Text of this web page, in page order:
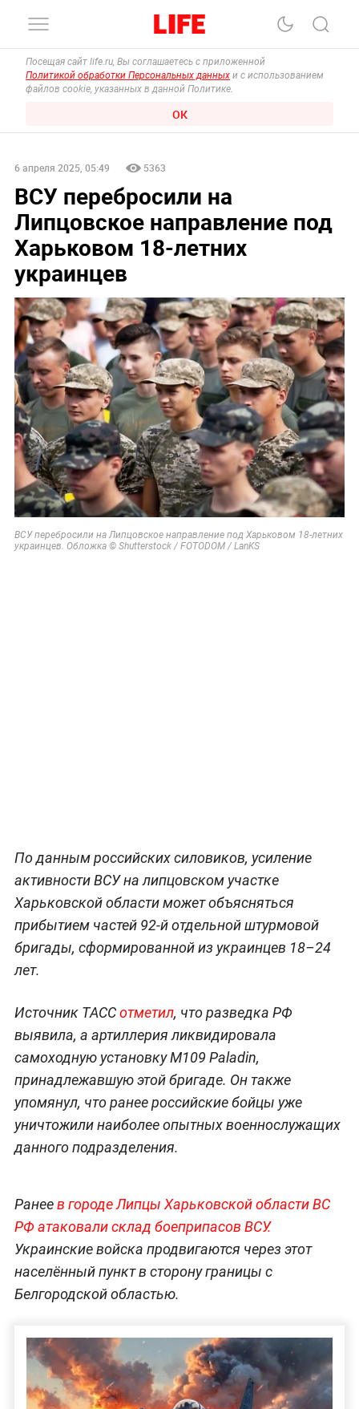
Посещая сайт life.ru, Вы соглашаетесь с приложенной
Политикой обработки Персональных данных и с использованием
файлов cookie, указанных в данной Политике.
ОК
6 апреля 2025, 05:49 5363
ВСУ перебросили на
Липцовское направление под
Харьковом 18-летних
украинцев
ВСУ перебросили на Липцовское направление под Харьковом 18-летних
украинцев. Обложка © Shutterstock / FOTODOM / LanKS
По данным российских силовиков, усиление
активности ВСУ на липцовском участке
Харьковской области может объясняться
прибытием частей 92-й отдельной штурмовой
бригады, сформированной из украинцев 18–24
лет.
Источник ТАССотметил, что разведка РФ
выявила, а артиллерия ликвидировала
самоходную установку М109 Paladin,
принадлежавшую этой бригаде. Он также
упомянул, что ранее российские бойцы уже
уничтожили наиболее опытных военнослужащих
данного подразделения.
Ранеев городе Липцы Харьковской области ВС
РФ атаковали склад боеприпасов ВСУ.
Украинские войска продвигаются через этот
населённый пункт в сторону границы с
Белгородской областью.